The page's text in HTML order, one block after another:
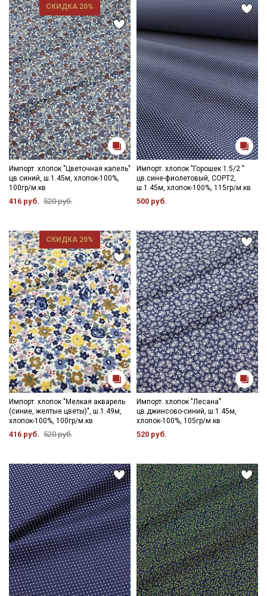
СКИДКА 20%
Импорт. хлопок "Цветочная капель"
цв.синий, ш.1.45м, хлопок-100%,
100гр/м.кв
416 руб. 520 руб.
Импорт. хлопок "Горошек 1.5/2 "
цв.сине-фиолетовый, СОРТ2,
ш.1.45м, хлопок-100%, 115гр/м.кв
500 руб.
СКИДКА 20%
Импорт. хлопок "Мелкая акварель
(синие, желтые цветы)", ш.1.49м,
хлопок-100%, 100гр/м.кв
416 руб. 520 руб.
Импорт. хлопок "Лесана"
цв.джинсово-синий, ш.1.45м,
хлопок-100%, 105гр/м.кв
520 руб.